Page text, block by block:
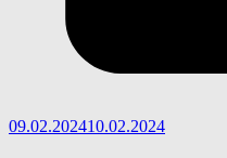
09.02.202410.02.2024